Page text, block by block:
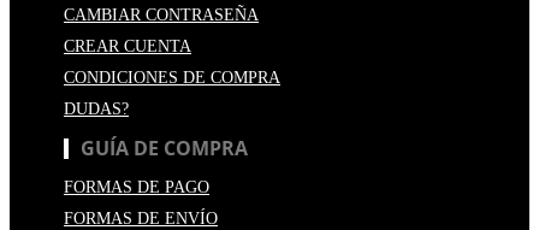
CAMBIAR CONTRASEÑA
CREAR CUENTA
CONDICIONES DE COMPRA
DUDAS?
GUÍA DE COMPRA
FORMAS DE PAGO
FORMAS DE ENVÍO